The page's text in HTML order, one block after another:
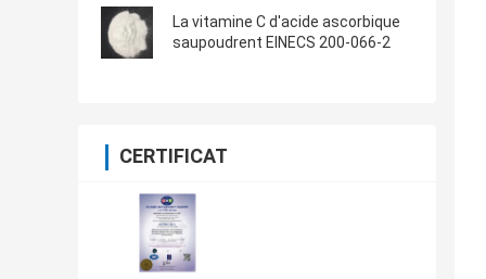
La vitamine C d'acide ascorbique
saupoudrent EINECS 200-066-2
CERTIFICAT